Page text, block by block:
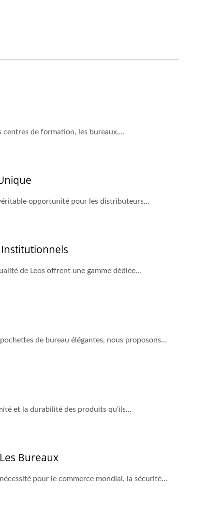
centres de formation, les bureaux,...
opportunité pour les distributeurs...
de Leos offrent une gamme dédiée...
de bureau élégantes, nous proposons...
et la durabilité des produits qu'ils...
Bureaux
pour le commerce mondial, la sécurité...